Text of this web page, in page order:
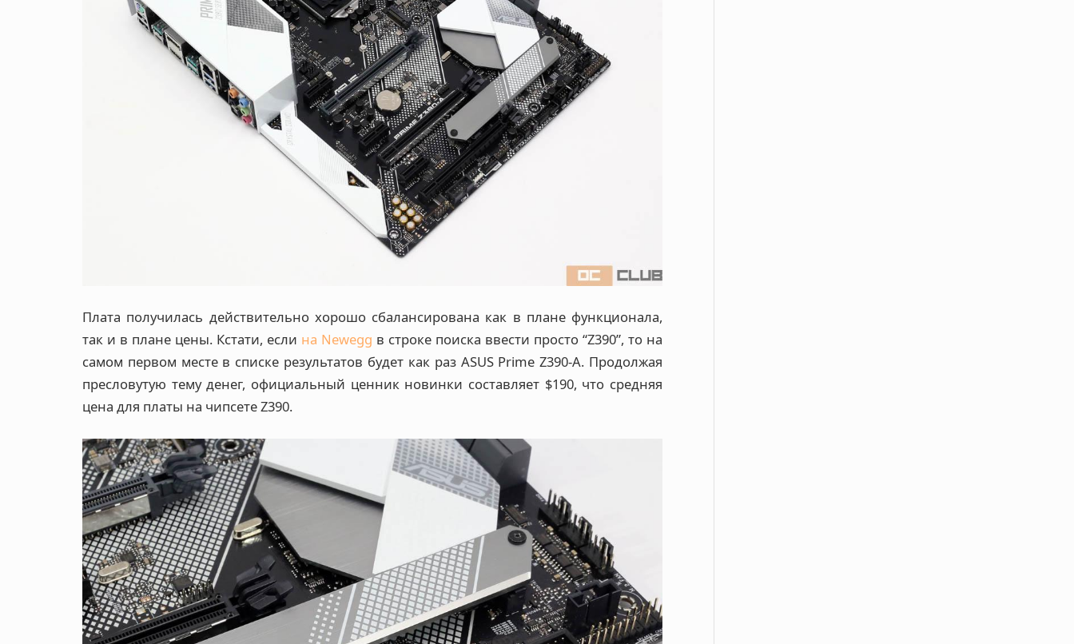
Плата получилась действительно хорошо сбалансирована как в плане функционала,
так и в плане цены. Кстати, если на Newegg в строке поиска ввести просто “Z390”, то на
самом первом месте в списке результатов будет как раз ASUS Prime Z390-A. Продолжая
пресловутую тему денег, официальный ценник новинки составляет $190, что средняя
цена для платы на чипсете Z390.